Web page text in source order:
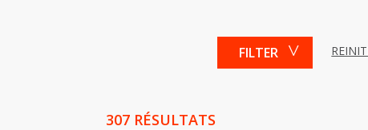
FILTER
307 RÉSULTATS